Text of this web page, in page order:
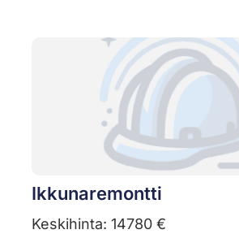
Ikkunaremontti
Keskihinta: 14780 €